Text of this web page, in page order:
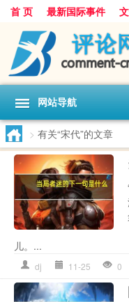
首 页 最新国际事件
网站导航
> 有关“宋代”的文章
儿。...
dj 11-25 0